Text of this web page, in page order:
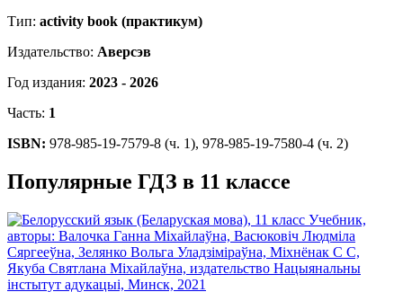
Тип: activity book (практикум)
Издательство: Аверсэв
Год издания: 2023 - 2026
Часть: 1
ISBN: 978-985-19-7579-8 (ч. 1), 978-985-19-7580-4 (ч. 2)
Популярные ГДЗ в 11 классе